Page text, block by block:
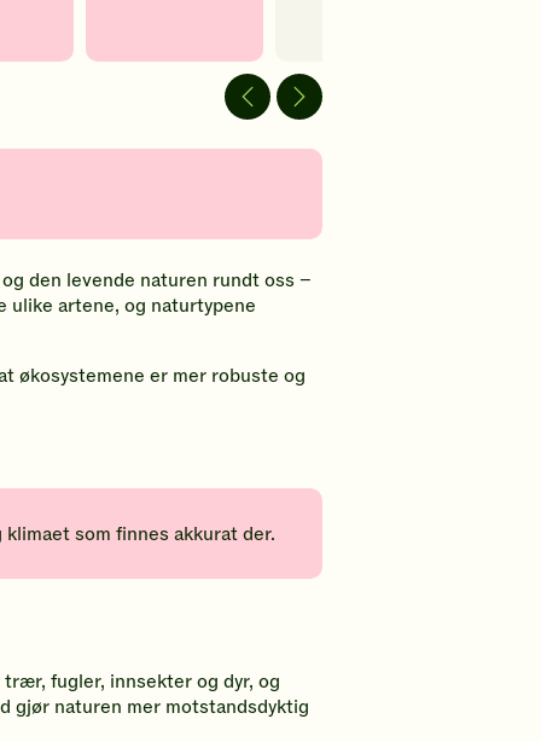
den levende naturen rundt oss –
ulike artene, og naturtypene
økosystemene er mer robuste og
som finnes akkurat der.
fugler, innsekter og dyr, og
gjør naturen mer motstandsdyktig